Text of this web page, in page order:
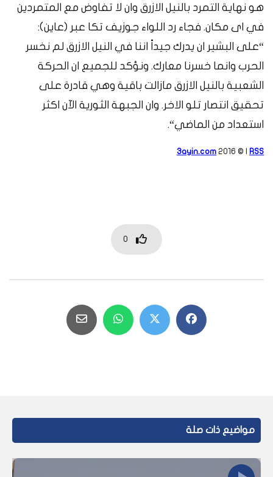
هو نهاية التمرد بالنيل الازرق وان لا تفاوض مع
المتمردين
في اى مكان. فجاء رد اللواء جوزيف تكا عبر (عاين):
“على البشير ان يدرك جيداً اننا في النيل الازرق لم نخسر
الحرب وانما خسرنا معارك. ونؤكد للجميع ان الحركة
الشعبية بالنيل الازرق مازالت باقية وهي قادرة على
تحقيق انتصار تلو الاخر. وان الجبهة الثورية الآن اكثر
استعداد من الماضي“
.
3ayin.com 2016 © | RSS
0
مواضيع ذات صلة